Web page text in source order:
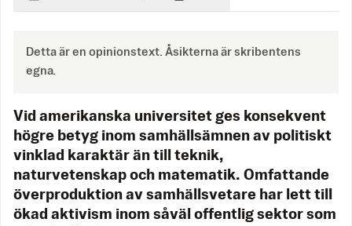
Detta är en opinionstext. Åsikterna är skribentens
egna.
Vid amerikanska universitet ges konsekvent
högre betyg inom samhällsämnen av politiskt
vinklad karaktär än till teknik,
naturvetenskap och matematik. Omfattande
överproduktion av samhällsvetare har lett till
ökad aktivism inom såväl offentlig sektor som